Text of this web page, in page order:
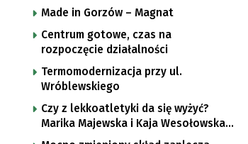
Made in Gorzów – Magnat
Centrum gotowe, czas na
rozpoczęcie działalności
Termomodernizacja przy ul.
Wróblewskiego
Czy z lekkoatletyki da się wyżyć?
Marika Majewska i Kaja Wesołowska
o płotkarskiej codzienności